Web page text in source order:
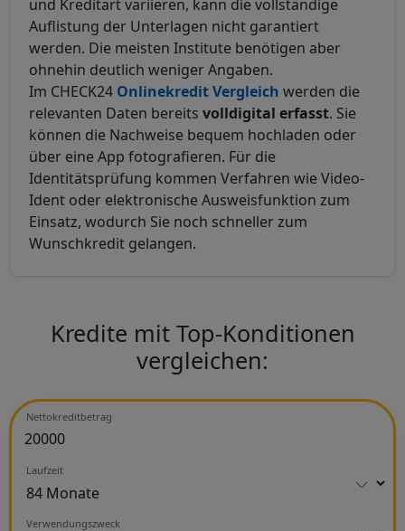
und Kreditart variieren, kann die vollständige
Auflistung der Unterlagen nicht garantiert
werden. Die meisten Institute benötigen aber
ohnehin deutlich weniger Angaben.
Im CHECK24 Onlinekredit Vergleich werden die
relevanten Daten bereits volldigital erfasst. Sie
können die Nachweise bequem hochladen oder
über eine App fotografieren. Für die
Identitätsprüfung kommen Verfahren wie Video-
Ident oder elektronische Ausweisfunktion zum
Einsatz, wodurch Sie noch schneller zum
Wunschkredit gelangen.
Kredite mit Top-Konditionen
vergleichen:
Nettokreditbetrag
Laufzeit
Verwendungszweck